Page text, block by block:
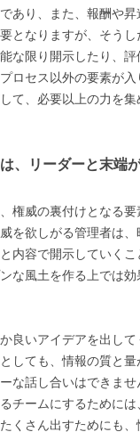
あり、また、報酬や
となりますが、そう
な限り開示したり、
ロセス以外の要素が
て、必要以上の力を
、リーダーと末端
権威の裏付けとなる要
を欲しがる管理者は
内容で開示していく
な風土を作る上では
良いアイデアを出して
しても、情報の質と量
な話し合いはできま
チームにするために
くさん出すためにも